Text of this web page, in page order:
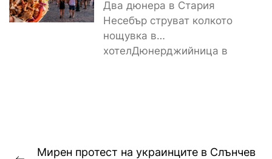
Два дюнера в Стария
Несебър струват колкото
нощувка в
хотелДюнерджийница в
Навигация
Мирен протест на украинците в Слънчев